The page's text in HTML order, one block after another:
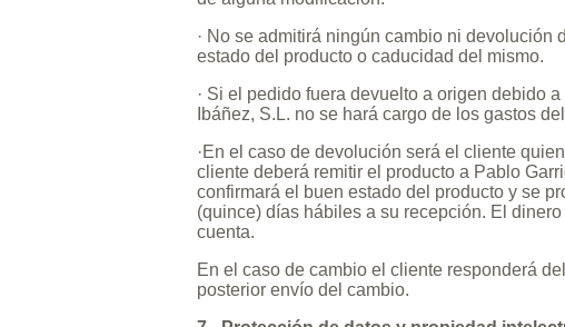
· No se admitirá ningún cambio ni
estado del producto o caducidad del mismo.
· Si el pedido fuera devuelto a origen debido
Ibáñez, S.L. no se hará cargo de los gastos
·En el caso de devolución será el cliente
cliente deberá remitir el producto a Pablo
confirmará el buen estado del producto y se
(quince) días hábiles a su recepción. El
cuenta.
En el caso de cambio el cliente responderá
posterior envío del cambio.